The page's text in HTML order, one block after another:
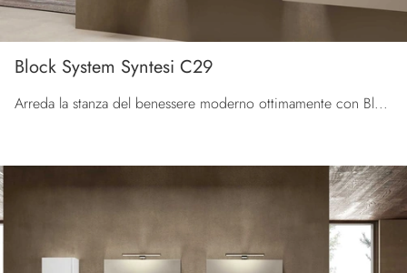
Block System Syntesi C29
Arreda la stanza del benessere moderno ottimamente con Block System Syntesi C29, mobili bagno sospesi e oggetti in laccato opaco di Baxar.